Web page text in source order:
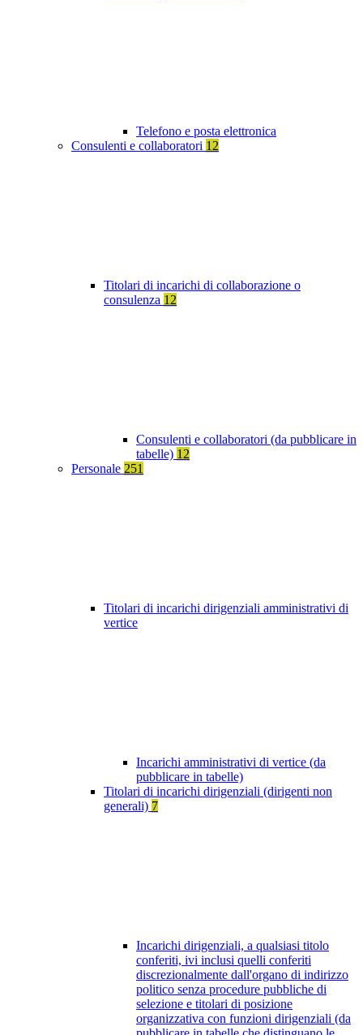
Telefono e posta elettronica
Consulenti e collaboratori 12
Titolari di incarichi di collaborazione o
consulenza 12
Consulenti e collaboratori (da pubblicare in
tabelle) 12
Personale 251
Titolari di incarichi dirigenziali amministrativi di
vertice
Incarichi amministrativi di vertice (da
pubblicare in tabelle)
Titolari di incarichi dirigenziali (dirigenti non
generali) 7
Incarichi dirigenziali, a qualsiasi titolo
conferiti, ivi inclusi quelli conferiti
discrezionalmente dall'organo di indirizzo
politico senza procedure pubbliche di
selezione e titolari di posizione
organizzativa con funzioni dirigenziali (da